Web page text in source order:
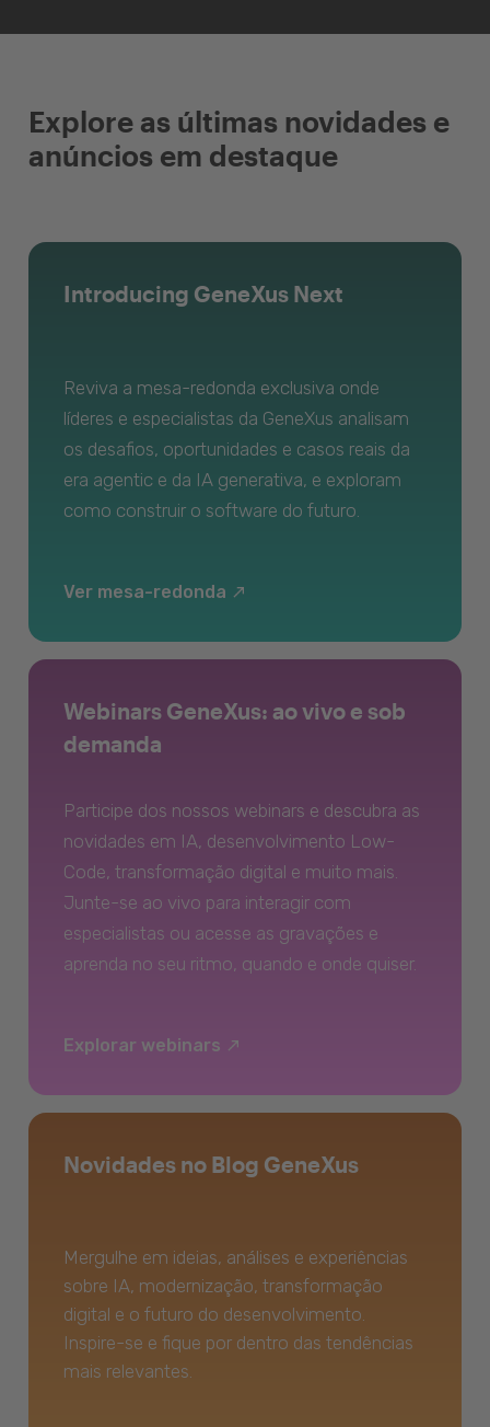
Explore as últimas novidades e
anúncios em destaque
Introducing GeneXus Next
Reviva a mesa-redonda exclusiva onde
líderes e especialistas da GeneXus analisam
os desafios, oportunidades e casos reais da
era agentic e da IA generativa, e exploram
como construir o software do futuro.
Ver mesa-redonda
Webinars GeneXus: ao vivo e sob
demanda
Participe dos nossos webinars e descubra as
novidades em IA, desenvolvimento Low-
Code, transformação digital e muito mais.
Junte-se ao vivo para interagir com
especialistas ou acesse as gravações e
aprenda no seu ritmo, quando e onde quiser.
Explorar webinars
Novidades no Blog GeneXus
Mergulhe em ideias, análises e experiências
sobre IA, modernização, transformação
digital e o futuro do desenvolvimento.
Inspire-se e fique por dentro das tendências
mais relevantes.